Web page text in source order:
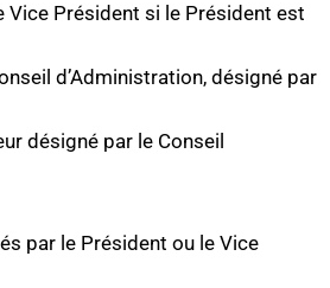
Vice Président si le Président est
d’Administration, désigné par
désigné par le Conseil
par le Président ou le Vice